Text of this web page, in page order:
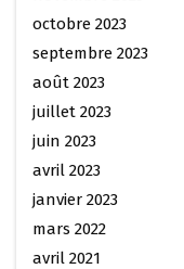
octobre 2023
septembre 2023
août 2023
juillet 2023
juin 2023
avril 2023
janvier 2023
mars 2022
avril 2021